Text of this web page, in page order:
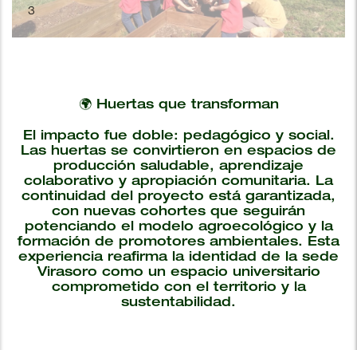
4
🌍 Huertas que transforman
El impacto fue doble: pedagógico y social.
Las huertas se convirtieron en espacios de
producción saludable, aprendizaje
colaborativo y apropiación comunitaria. La
continuidad del proyecto está garantizada,
con nuevas cohortes que seguirán
potenciando el modelo agroecológico y la
formación de promotores ambientales. Esta
experiencia reafirma la identidad de la sede
Virasoro como un espacio universitario
comprometido con el territorio y la
sustentabilidad.